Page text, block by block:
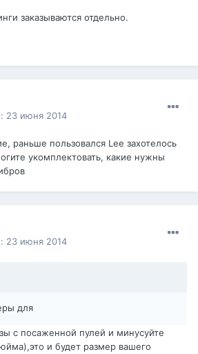
заказываются отдельно.
23 июня 2014
раньше пользовался Lee захотелось
укомплектовать, какие нужны
23 июня 2014
для
с посаженной пулей и минусуйте
и будет размер вашего